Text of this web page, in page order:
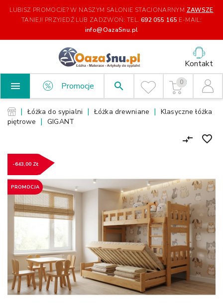
LUBISZ PROMOCJE? W NASZYM SALONIE STACJONARNYM ZAWSZE
TANIEJ! PRZYJEDŹ LUB ZADZWOŃ: TEL. 692 055 165 E-MAIL:
info@OazaSnu.pl
Kontakt
 Promocje search 0
Łóżka do sypialni Łóżka drewniane
Klasyczne łóżka
piętrowe
GIGANT
favorite_border
compare_arrows
PROMOCJA
-643,00 ZŁ